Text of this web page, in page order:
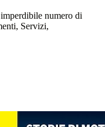
numero di
Servizi,